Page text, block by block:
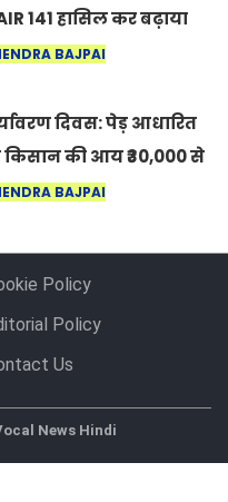
141 हासिल कर बढ़ाया
मान BAJPAI
दिवस: पेड़ आधारित
की आय ₹30,000 से
लाख प्रति एकड़ हुई
BAJPAI
Policy
Policy
Us
News Hindi